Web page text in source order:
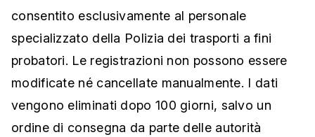
consentito esclusivamente al personale
specializzato della Polizia dei trasporti a fini
probatori. Le registrazioni non possono essere
modificate né cancellate manualmente. I dati
vengono eliminati dopo 100 giorni, salvo un
ordine di consegna da parte delle autorità